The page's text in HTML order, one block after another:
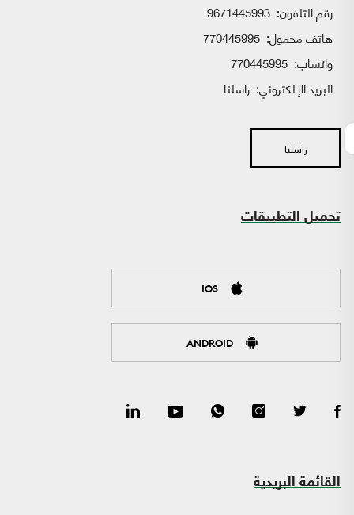
رقم التلفون: 9671445993
هاتف محمول: 770445995
واتساب:
البريد الإلكتروني: راسلنا
راسلنا
تحميل التطبيقات
IOS
ANDROID
القائمة البريدية